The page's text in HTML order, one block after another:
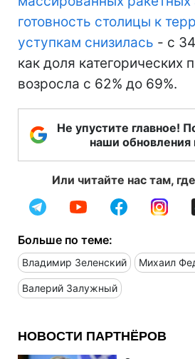
готовность столицы к
уступкам снизилась - с
как доля категорических
возросла с 62% до 69%.
Не упустите главное!
наши обновления
Или читайте нас там,
Больше по теме:
Владимир Зеленский Михаил
Валерий Залужный